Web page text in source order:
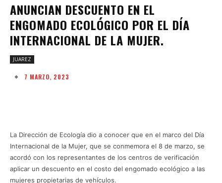
ANUNCIAN DESCUENTO EN EL
ENGOMADO ECOLÓGICO POR EL DÍA
INTERNACIONAL DE LA MUJER.
JUAREZ
7 MARZO, 2023
La Dirección de Ecología dio a conocer que en el marco del Día
Internacional de la Mujer, que se conmemora el 8 de marzo, se
acordó con los representantes de los centros de verificación
aplicar un descuento en el costo del engomado ecológico a las
mujeres propietarias de vehículos.